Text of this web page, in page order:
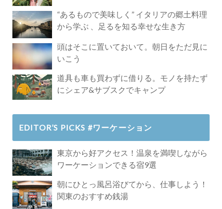
“あるもので美味しく” イタリアの郷土料理
から学ぶ 、足るを知る幸せな生き方
頭はそこに置いておいて。朝日をただ見に
いこう
道具も車も買わずに借りる。モノを持たず
にシェア&サブスクでキャンプ
EDITOR’S PICKS #ワーケーション
東京から好アクセス！温泉を満喫しながら
ワーケーションできる宿9選
朝にひとっ風呂浴びてから、仕事しよう！
関東のおすすめ銭湯